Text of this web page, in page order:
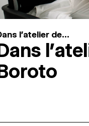
l'atelier de...